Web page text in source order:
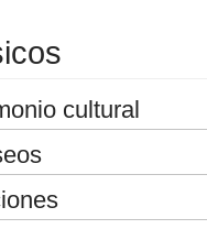
cultural